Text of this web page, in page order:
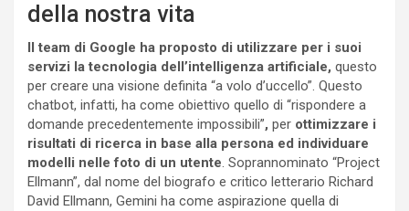
della nostra vita
Il team di Google ha proposto di utilizzare per i suoi
servizi la tecnologia dell’intelligenza artificiale, questo
per creare una visione definita “a volo d’uccello”. Questo
chatbot, infatti, ha come obiettivo quello di “rispondere a
domande precedentemente impossibili”, per ottimizzare i
risultati di ricerca in base alla persona ed individuare
modelli nelle foto di un utente. Soprannominato “Project
Ellmann”, dal nome del biografo e critico letterario Richard
David Ellmann, Gemini ha come aspirazione quella di